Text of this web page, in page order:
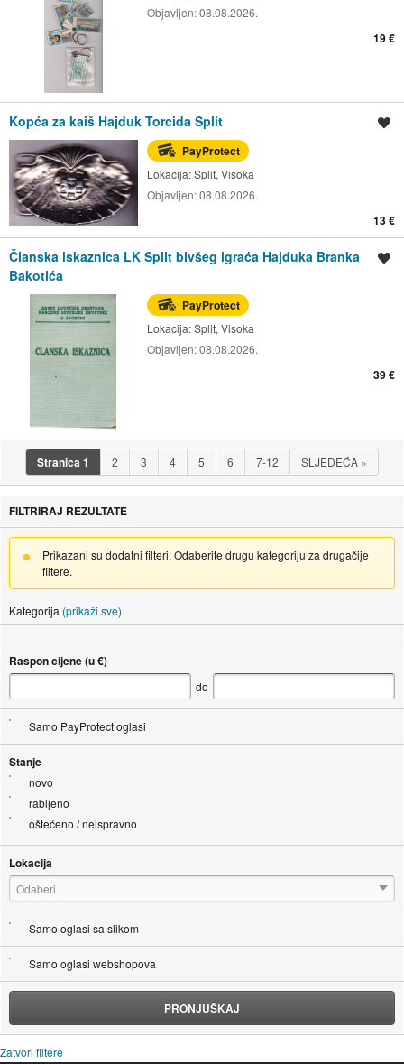
Objavljen:08.08.2026.
19 €
Kopća za kaiš Hajduk Torcida Split
PayProtect
Lokacija:Split, Visoka
Objavljen:08.08.2026.
13 €
Članska iskaznica LK Split bivšeg igraća Hajduka Branka
Bakotića
PayProtect
Lokacija:Split, Visoka
Objavljen:08.08.2026.
39 €
Stranica1 2 3 4 5 6 7-12 SLJEDEĆA »
FILTRIRAJ REZULTATE
Prikazani su dodatni filteri. Odaberite drugu kategoriju za drugačije
filtere.
Kategorija (prikaži sve)
Raspon cijene (u €)
do
Samo PayProtect oglasi
Stanje
novo
rabljeno
oštećeno / neispravno
Lokacija
Odaberi
Samo oglasi sa slikom
Samo oglasi webshopova
PRONJUŠKAJ
Zatvori filtere